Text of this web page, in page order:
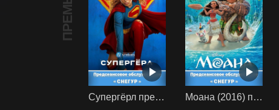
Супергёрл предс. обсл. Снегур Моана (2016) предс. обсл. Снегур